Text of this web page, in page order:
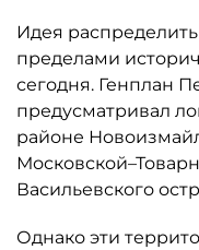
Идея
пределами
сегодня. Генплан
предусматривал
районе
Васильевского
Однако эти